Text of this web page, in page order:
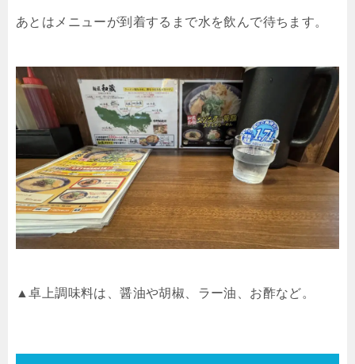
あとはメニューが到着するまで水を飲んで待ちます。
▲卓上調味料は、醤油や胡椒、ラー油、お酢など。